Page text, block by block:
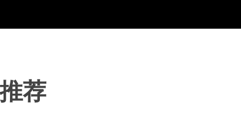
荐